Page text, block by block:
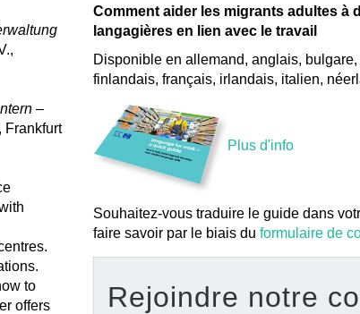
–
Frankfurt
to
offers
Comment aider les migrants adultes à
langagières en lien avec le travail
Disponible en allemand, anglais,
finlandais, français, irlandais, italien,
Plus d'info
Souhaitez-vous traduire le guide dans
faire savoir par le biais du formulaire de
Rejoindre notre